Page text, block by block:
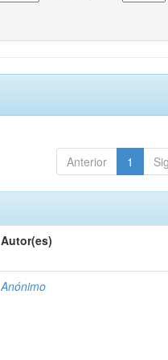
Anterior 1
Autor(es)
Anónimo